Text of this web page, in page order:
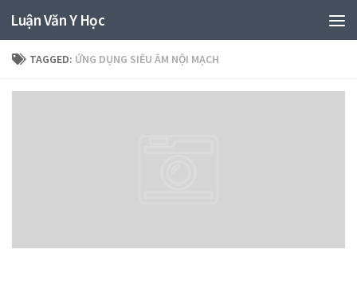
Luận Văn Y Học
TAGGED: ỨNG DỤNG SIÊU ÂM NỘI MẠCH